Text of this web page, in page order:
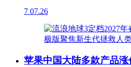
7 07.26
苹果中国大陆多款产品